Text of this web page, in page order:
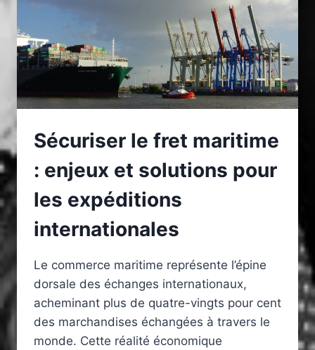
Sécuriser le fret maritime
: enjeux et solutions pour
les expéditions
internationales
Le commerce maritime représente l’épine
dorsale des échanges internationaux,
acheminant plus de quatre-vingts pour cent
des marchandises échangées à travers le
monde. Cette réalité économique